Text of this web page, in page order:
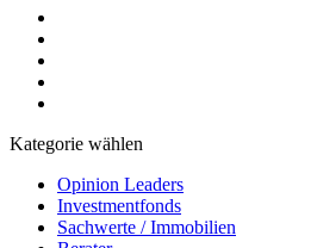
Kategorie wählen
Opinion Leaders
Investmentfonds
Sachwerte / Immobilien